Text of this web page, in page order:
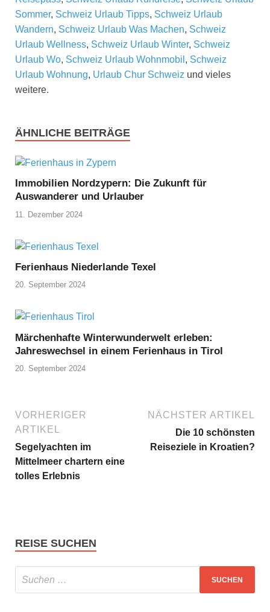
Sommer, Schweiz Urlaub Tipps, Schweiz Urlaub
Wandern, Schweiz Urlaub Was Machen, Schweiz
Urlaub Wellness, Schweiz Urlaub Winter, Schweiz
Urlaub Wo, Schweiz Urlaub Wohnmobil , Schweiz
Urlaub Wohnung, Urlaub Chur Schweiz und vieles
weitere.
ÄHNLICHE BEITRÄGE
Immobilien Nordzypern: Die Zukunft für
Auswanderer und Urlauber
11. Dezember 2024
Ferienhaus Niederlande Texel
20. September 2024
Märchenhafte Winterwunderwelt erleben:
Jahreswechsel in einem Ferienhaus in Tirol
20. September 2024
VORHERIGER
ARTIKEL
Segelyachten im
Mittelmeer chartern eine
tolles Erlebnis
NÄCHSTER ARTIKEL
Die 10 schönsten
Reiseziele in Kroatien?
REISE SUCHEN